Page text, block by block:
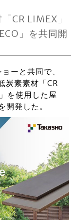
CR LIMEX」
」を共同開
ーと共同で、
炭素素材「CR
を使用した屋
開発した。